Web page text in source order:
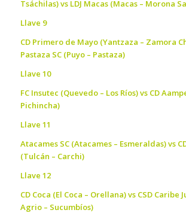
Tsáchilas) vs LDJ Macas (Macas – Morona
Llave 9
CD Primero de Mayo (Yantzaza – Zamora
Pastaza SC (Puyo – Pastaza)
Llave 10
FC Insutec (Quevedo – Los Ríos) vs CD
Pichincha)
Llave 11
Atacames SC (Atacames – Esmeraldas) vs
(Tulcán – Carchi)
Llave 12
CD Coca (El Coca – Orellana) vs CSD Caribe
Agrio – Sucumbíos)